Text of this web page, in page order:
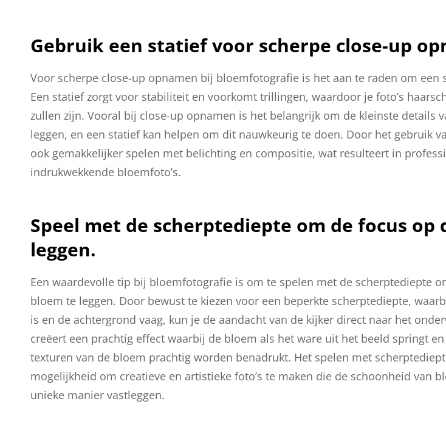
Gebruik een statief voor scherpe close-up
Voor scherpe close-up opnamen bij bloemfotografie is het aan te raden om een
Een statief zorgt voor stabiliteit en voorkomt trillingen, waardoor je foto’s
zullen zijn. Vooral bij close-up opnamen is het belangrijk om de kleinste details
leggen, en een statief kan helpen om dit nauwkeurig te doen. Door het gebruik
ook gemakkelijker spelen met belichting en compositie, wat resulteert in
indrukwekkende bloemfoto’s.
Speel met de scherptediepte om de focus op
leggen.
Een waardevolle tip bij bloemfotografie is om te spelen met de scherptediepte
bloem te leggen. Door bewust te kiezen voor een beperkte scherptediepte,
is en de achtergrond vaag, kun je de aandacht van de kijker direct naar het
creëert een prachtig effect waarbij de bloem als het ware uit het beeld springt
texturen van de bloem prachtig worden benadrukt. Het spelen met
mogelijkheid om creatieve en artistieke foto’s te maken die de schoonheid van
unieke manier vastleggen.